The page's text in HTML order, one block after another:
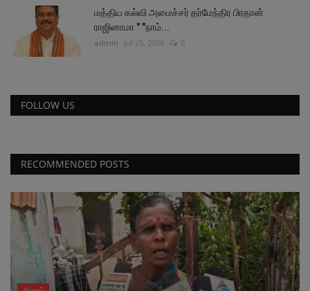
மத்திய கல்வி அமைச்சர் தர்மேந்திர பிரதான்
ராஜினாமா " "நாம்...
admin Jul 25, 2026 0
FOLLOW US
RECOMMENDED POSTS